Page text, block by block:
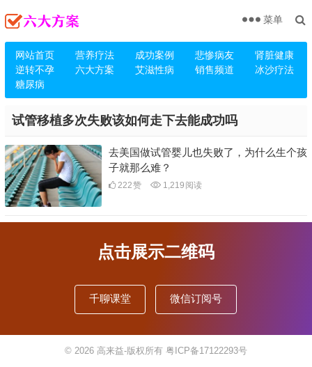
网站首页 营养疗法 成功案例 悲惨病友
肾脏健康
逆转不孕
六大方案 艾滋性病 销售频道
冰沙疗法
糖尿病
菜单
试管移植多次失败该如何走下去能成功吗
去美国做试管婴儿也失败了，为什么生个孩
子就那么难？
222赞 1,219 阅读
点击展示二维码
千聊课堂 微信订阅号
© 2026 高来益-版权所有 粤ICP备17122293号